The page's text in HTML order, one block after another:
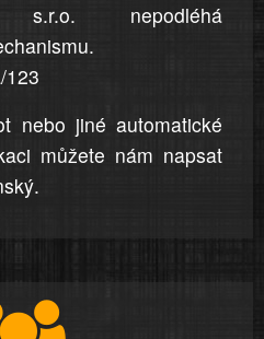
nepodléhá
123
nebo jiné automatické
můžete nám napsat